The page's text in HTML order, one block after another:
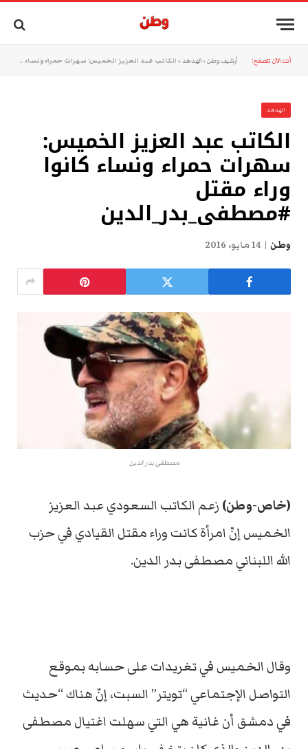
أنت الآن تتصفح: أرشيف وطن »الهدهد » الكاتب عبد العزيز الخميس: سهرات حمراء ونساء كانوا وراء مقتل #مصطفى_بدر_الدين
الهدهد
الكاتب عبد العزيز الخميس:
سهرات حمراء ونساء كانوا
وراء مقتل
#مصطفى_بدر_الدين
وطن 14 مايو، 2016
مصطفى بدر الدين
(خاص-وطن) زعم الكاتب السعودي عبد العزيز
الخميس إنّ امرأة كانت وراء مقتل القيادي في حزب
الله اللبناني مصطفى بدر الدين.
وقال الخميس في تغريدات على حسابه بموقع
التواصل الإجتماعي “تويتر” السبت، إنّ هناك “حديث
في دمشق أن غانية هي التي سهلت اغتيال مصطفى